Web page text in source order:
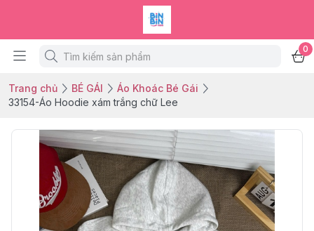
0
Trang chủ BÉ GÁI
Áo Khoác Bé Gái
33154-Áo Hoodie xám trắng chữ Lee